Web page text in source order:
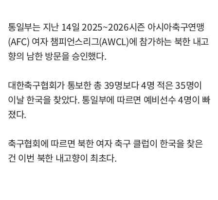
통일부는 지난 14일 2025~2026시즌 아시아축구연맹
(AFC) 여자 챔피언스리그(AWCL)에 참가하는 북한 내고
향의 남한 방문을 승인했다.
대한축구협회가 통보한 총 39명보다 4명 적은 35명이
이날 한국을 찾았다. 통일부에 따르면 예비선수 4명이 빠
졌다.
축구협회에 따르면 북한 여자 축구 클럽이 한국을 찾은
건 이번 북한 내고향이 최초다.